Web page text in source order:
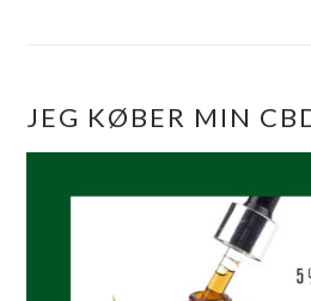
JEG KØBER MIN